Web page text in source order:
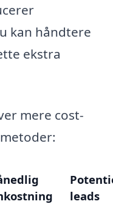
kan håndtere
ekstra
mere cost-
leads